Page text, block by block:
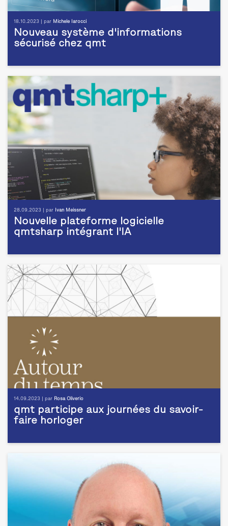
18.10.2023 | par Michele Iarocci
Nouveau système d'informations
sécurisé chez qmt
28.09.2023 | par Ivan Meissner
Nouvelle plateforme logicielle
qmtsharp intégrant l'IA
14.09.2023 | par Rosa Oliverio
qmt participe aux journées du savoir-
faire horloger